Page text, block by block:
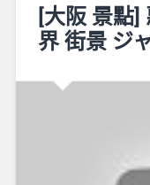
[大阪 景點]
界 街景 ジ